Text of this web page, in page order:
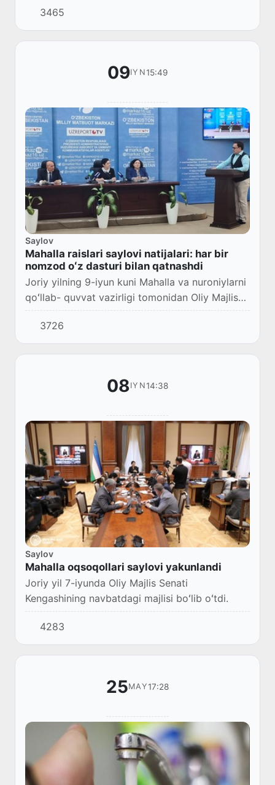
vaziyat mahalla faollari nazaridan chetda
qolmaydi...
3465
09IYN15:49
Saylov
Mahalla raislari saylovi natijalari: har bir
nomzod oʻz dasturi bilan qatnashdi
Joriy yilning 9-iyun kuni Mahalla va nuroniylarni
qoʻllab- quvvat vazirligi tomonidan Oliy Majlis
Senati bilan hamkorlikda “Mahalla — islohotlar
markazi yoki aholini rozi qilish, x...
3726
08IYN14:38
Saylov
Mahalla oqsoqollari saylovi yakunlandi
Joriy yil 7-iyunda Oliy Majlis Senati
Kengashining navbatdagi majlisi boʻlib oʻtdi.
4283
25MAY17:28